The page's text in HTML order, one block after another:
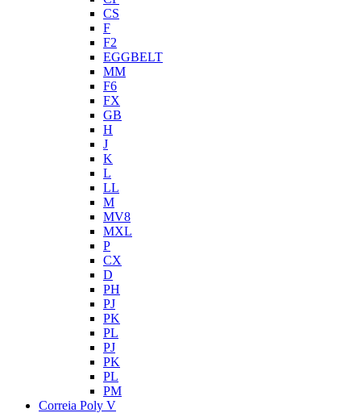
CS
F
F2
EGGBELT
MM
F6
FX
GB
H
J
K
L
LL
M
MV8
MXL
P
CX
D
PH
PJ
PK
PL
PJ
PK
PL
PM
Correia Poly V